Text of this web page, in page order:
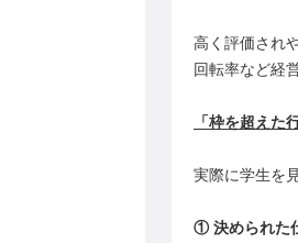
高く評価され
回転率など経
「枠を超えた
実際に学生を
① 決められた